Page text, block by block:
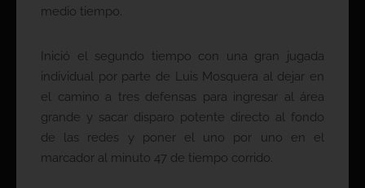
medio tiempo.
Inició el segundo tiempo con una gran jugada
individual por parte de Luis Mosquera al dejar en
el camino a tres defensas para ingresar al área
grande y sacar disparo potente directo al fondo
de las redes y poner el uno por uno en el
marcador al minuto 47 de tiempo corrido.